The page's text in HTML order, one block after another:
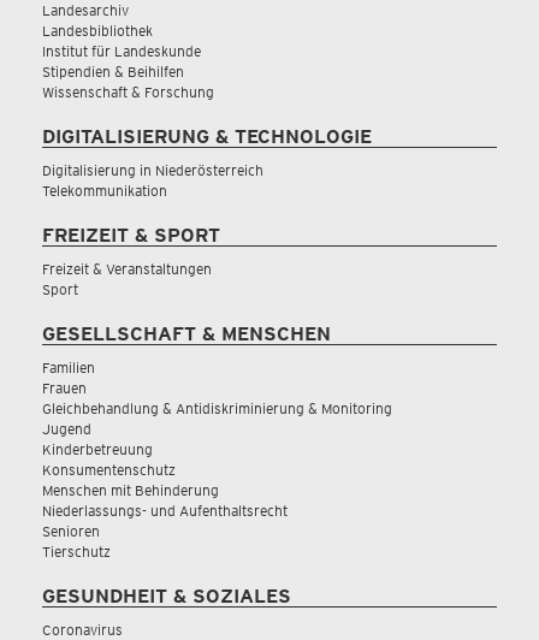
Landesarchiv
Landesbibliothek
Institut für Landeskunde
Stipendien & Beihilfen
Wissenschaft & Forschung
DIGITALISIERUNG & TECHNOLOGIE
Digitalisierung in Niederösterreich
Telekommunikation
FREIZEIT & SPORT
Freizeit & Veranstaltungen
Sport
GESELLSCHAFT & MENSCHEN
Familien
Frauen
Gleichbehandlung & Antidiskriminierung & Monitoring
Jugend
Kinderbetreuung
Konsumentenschutz
Menschen mit Behinderung
Niederlassungs- und Aufenthaltsrecht
Senioren
Tierschutz
GESUNDHEIT & SOZIALES
Coronavirus